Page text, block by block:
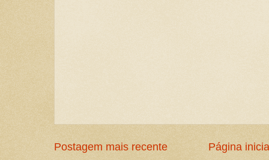
Postagem mais recente Página